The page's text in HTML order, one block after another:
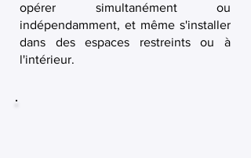
opérer simultanément ou
indépendamment, et même s'installer
dans des espaces restreints ou à
l'intérieur.